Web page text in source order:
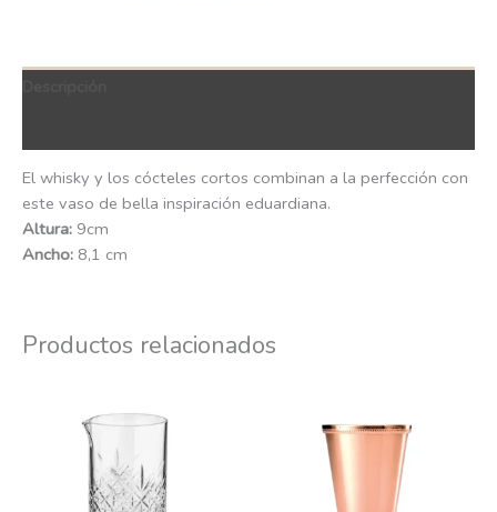
El whisky y los cócteles cortos combinan a la perfección con
este vaso de bella inspiración eduardiana.
Altura: 9cm
Ancho: 8,1 cm
Productos relacionados